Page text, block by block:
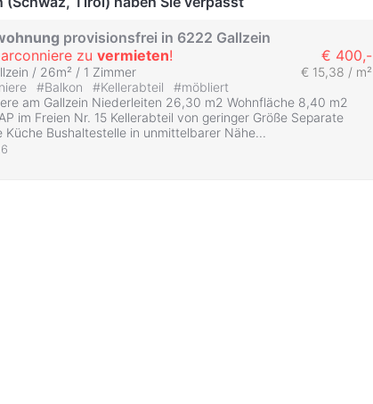
provisionsfrei in 6222 Gallzein
zu vermieten! € 400,-
/ 26m² / 1 Zimmer
€ 15,38 / m²
#Balkon #Kellerabteil #möbliert
am Gallzein Niederleiten 26,30 m2 Wohnfläche 8,40 m2
im Freien Nr. 15 Kellerabteil von geringer Größe Separate
Küche Bushaltestelle in unmittelbarer Nähe...